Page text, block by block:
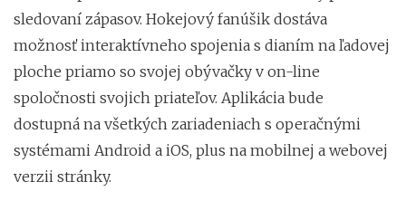
sledovaní zápasov. Hokejový fanúšik dostáva
možnosť interaktívneho spojenia s dianím na ľadovej
ploche priamo so svojej obývačky v on-line
spoločnosti svojich priateľov. Aplikácia bude
dostupná na všetkých zariadeniach s operačnými
systémami Android a iOS, plus na mobilnej a webovej
verzii stránky.